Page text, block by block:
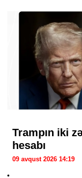
Trampın iki
hesabı
09 avqust 2026 14:19